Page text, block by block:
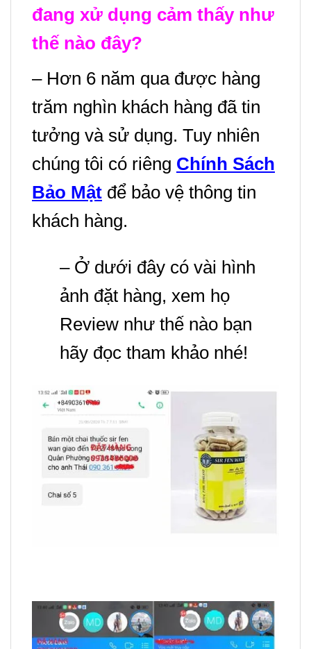
đang xử dụng cảm thấy như
thế nào đây?
– Hơn 6 năm qua được hàng
trăm nghìn khách hàng đã tin
tưởng và sử dụng. Tuy nhiên
chúng tôi có riêng Chính Sách
Bảo Mật để bảo vệ thông tin
khách hàng.
– Ở dưới đây có vài hình
ảnh đặt hàng, xem họ
Review như thế nào bạn
hãy đọc tham khảo nhé!